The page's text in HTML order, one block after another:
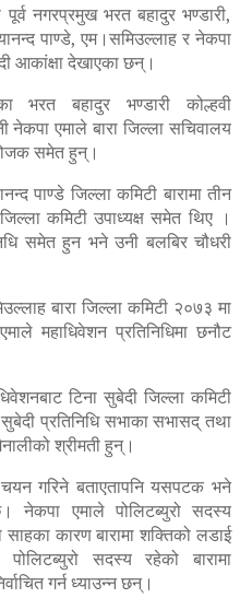
नगरप्रमुख भरत बहादुर भण्डारी,
पाण्डे, एम।समिउल्लाह र नेकपा
आकांक्षा देखाएका छन्।
भरत बहादुर भण्डारी कोल्हवी
नेकपा एमाले बारा जिल्ला सचिवालय
समेत हुन्।
पाण्डे जिल्ला कमिटी बारामा तीन
कमिटी उपाध्यक्ष समेत थिए ।
समेत हुन भने उनी बलबिर चौधरी
बारा जिल्ला कमिटी २०७३ मा
महाधिवेशन प्रतिनिधिमा छनौट
टिना सुबेदी जिल्ला कमिटी
प्रतिनिधि सभाका सभासद् तथा
श्रीमती हुन्।
गरिने बताएतापनि यसपटक भने
नेकपा एमाले पोलिटब्युरो सदस्य
कारण बारामा शक्तिको लडाई
सदस्य रहेको बारामा
गर्न ध्याउन्न छन्।